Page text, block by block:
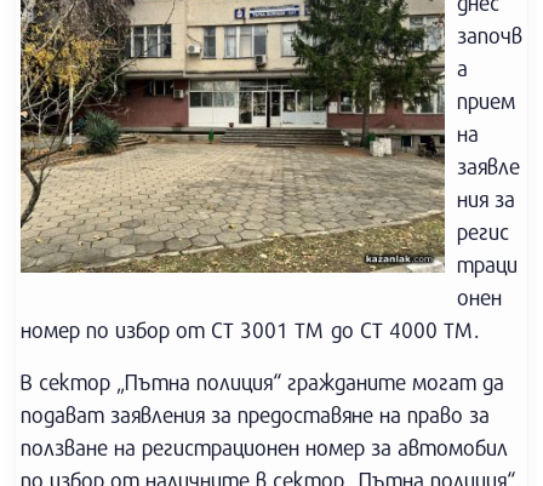
започв
а
прием
на
заявле
ния за
регис
траци
онен
номер по избор от СТ 3001 ТМ до СТ 4000 ТМ.
В сектор „Пътна полиция“ гражданите могат да
подават заявления за предоставяне на право за
ползване на регистрационен номер за автомобил
по избор от наличните в сектор „Пътна полиция“.